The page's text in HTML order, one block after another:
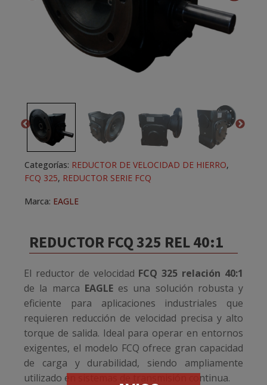
REDUCTOR FCQ 325 REL 40:1
El reductor de velocidad FCQ 325 relación 40:1
de la marca EAGLEes una solución robusta y
eficiente para aplicaciones industriales que
requieren reducción de velocidad precisa y alto
torque de salida. Ideal para operar en entornos
exigentes, el modelo FCQ ofrece gran capacidad
de carga y durabilidad, siendo ampliamente
utilizado en sistemas de transmisión continua.
Categorías: REDUCTOR DE VELOCIDAD DE HIERRO,
FCQ 325, REDUCTOR SERIE FCQ
Marca: EAGLE